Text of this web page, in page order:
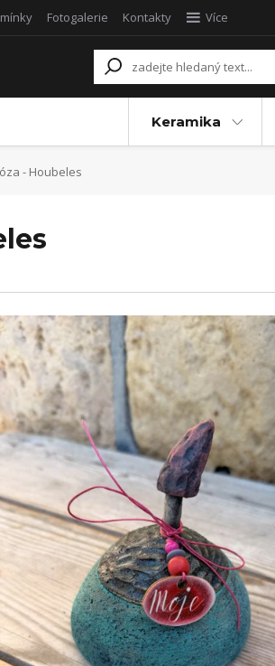
Fotogalerie Kontakty Více
Keramika
- Houbeles